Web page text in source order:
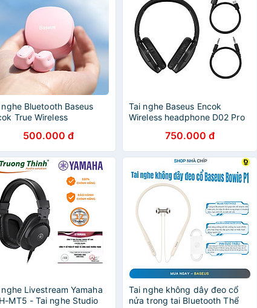
nghe Bluetooth Baseus
True Wireless
5.0, Stereo
Touch Control,
500.000 đ
Tai nghe Baseus Encok
Wireless headphone D02 Pro
cấp - Hàng Chính Hãng
750.000 đ
nghe Livestream Yamaha
MT5 - Tai nghe Studio
Tai nghe không dây đeo cổ
nửa trong tai Bluetooth Thể